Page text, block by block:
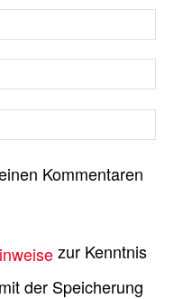
Kommentaren
zur Kenntnis
der Speicherung